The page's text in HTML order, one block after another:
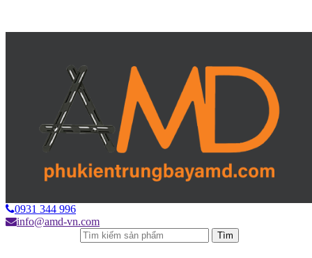
0931 344 996
info@amd-vn.com
Tìm